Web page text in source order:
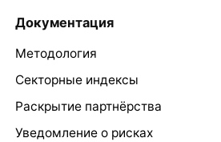
Документация
Методология
Секторные индексы
Раскрытие партнёрства
Уведомление о рисках